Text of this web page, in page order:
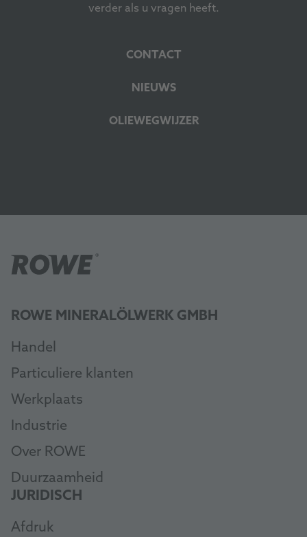
verder als u vragen heeft.
CONTACT
NIEUWS
OLIEWEGWIJZER
ROWE MINERALÖLWERK GMBH
Handel
Particuliere klanten
Werkplaats
Industrie
Over ROWE
Duurzaamheid
JURIDISCH
Afdruk